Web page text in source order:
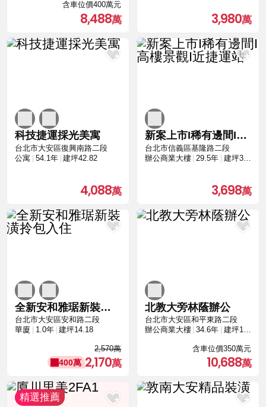
含車位價400萬元
8,488 3,980
科技捷運採光美寓
台北市大安區復興南路二段
公寓
54.1年 建坪42.82
4,088
新案上市I稀有邊間I高樓景觀I近捷運站
台北市信義區基隆路二段
辦公商業大樓
29.5年 建坪37.35
3,698
全新安和雅琚新裝潢拎包入住
台北市大安區安和路二段
華廈
1.0年 建坪14.18
2,570萬
400萬 2,170
北教大旁林蔭辦公
台北市大安區和平東路二段
辦公商業大樓
34.6年 建坪108.66
含車位價350萬元
10,688